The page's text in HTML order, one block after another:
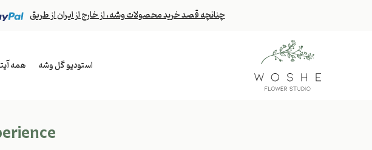
چنانچه قصد خرید محصولات وشه، از خارج از ایران از طریق
استودیو گل وشه همه